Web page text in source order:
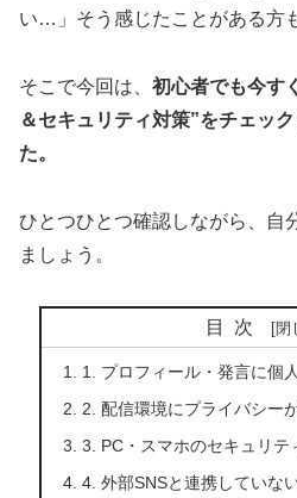
い…」そう感じたことがある方
そこで今回は、 初心者でも今す
＆セキュリティ対策”をチェッ
た。
ひとつひとつ確認しながら、自
ましょう。
目次
1. プロフィール・発言に個
2. 配信環境にプライバシー
3. PC・スマホのセキュリテ
4. 外部SNSと連携していな